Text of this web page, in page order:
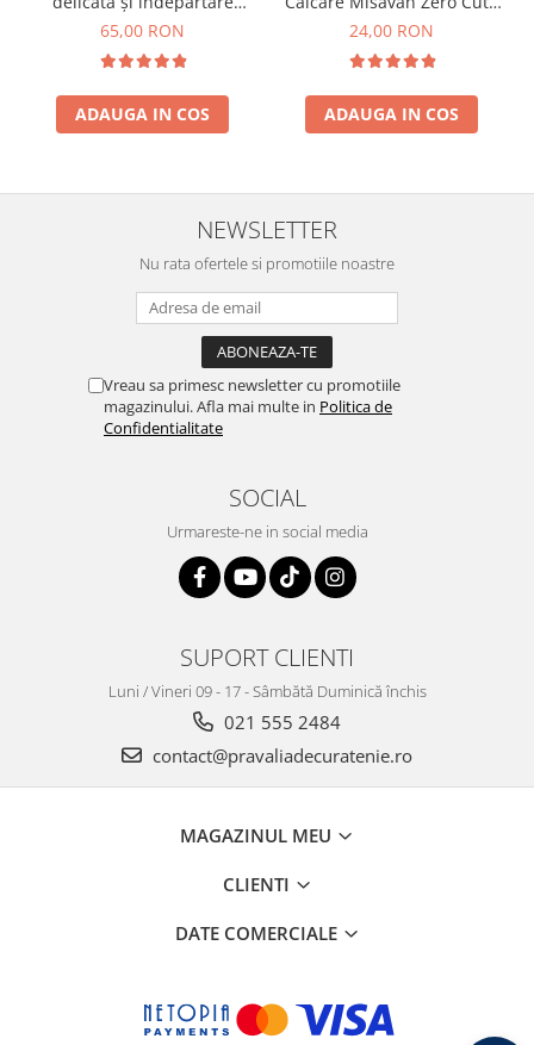
eficientă a petelor 500 g
65,00 RON
ADAUGA IN COS
Harmony Parfum Discret
24,00 RON
ADAUGA IN COS
NEWSLETTER
Nu rata ofertele si promotiile noastre
Vreau sa primesc newsletter cu promotiile
magazinului. Afla mai multe in Politica de
Confidentialitate
SOCIAL
Urmareste-ne in social media
SUPORT CLIENTI
Luni / Vineri 09 - 17 - Sâmbătă Duminică închis
021 555 2484
contact@pravaliadecuratenie.ro
MAGAZINUL MEU
CLIENTI
DATE COMERCIALE